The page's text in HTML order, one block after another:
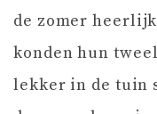
de zomer
konden hun
lekker in de tuin